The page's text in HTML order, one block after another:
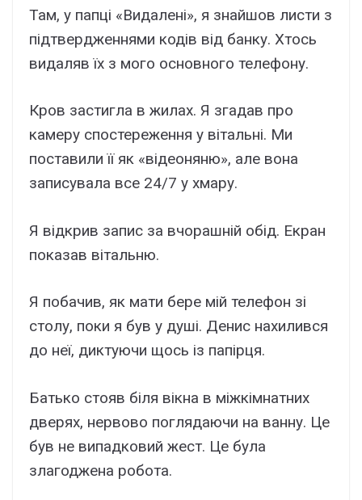
Там, у папці «Видалені», я знайшов листи з
підтвердженнями кодів від банку. Хтось
видаляв їх з мого основного телефону.
Кров застигла в жилах. Я згадав про
камеру спостереження у вітальні. Ми
поставили її як «відеоняню», але вона
записувала все 24/7 у хмару.
Я відкрив запис за вчорашній обід. Екран
показав вітальню.
Я побачив, як мати бере мій телефон зі
столу, поки я був у душі. Денис нахилився
до неї, диктуючи щось із папірця.
Батько стояв біля вікна в міжкімнатних
дверях, нервово поглядаючи на ванну. Це
був не випадковий жест. Це була
злагоджена робота.